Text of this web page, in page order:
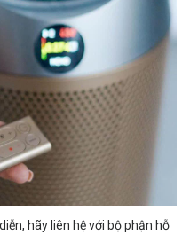
hãy liên hệ với bộ phận hỗ